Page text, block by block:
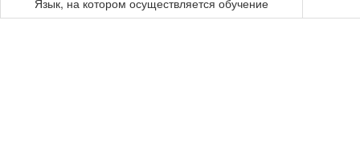
Язык, на котором осуществляется обучение